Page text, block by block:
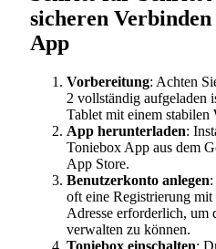
sicheren
App
Vorbereitung: Achten
2 vollständig aufgeladen
Tablet mit einem
App herunterladen:
Toniebox App aus dem
App Store.
Benutzerkonto anlegen
oft eine Registrierung
Adresse erforderlich, um
verwalten zu können.